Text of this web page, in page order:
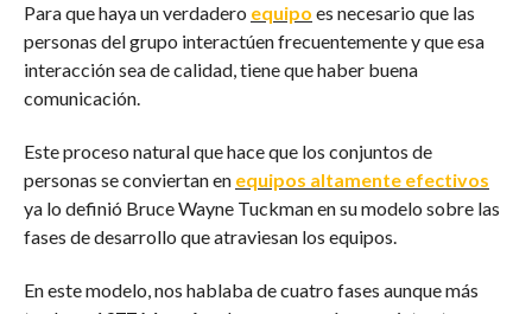
Para que haya un verdadero equipo es necesario que las
personas del grupo interactúen frecuentemente y que esa
interacción sea de calidad, tiene que haber buena
comunicación.
Este proceso natural que hace que los conjuntos de
personas se conviertan en equipos altamente efectivos
ya lo definió Bruce Wayne Tuckman en su modelo sobre las
fases de desarrollo que atraviesan los equipos.
En este modelo, nos hablaba de cuatro fases aunque más